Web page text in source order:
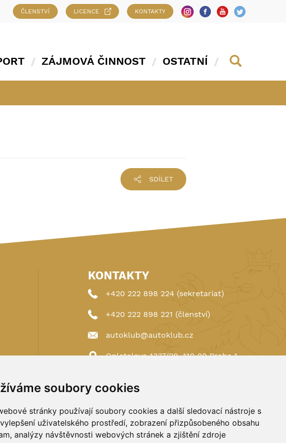
soubory cookies
stránky používají soubory cookies a další sledovací nástroje s
uživatelského prostředí, zobrazení přizpůsobeného obsahu
analýzy návštěvnosti webových stránek a zjištění zdroje
ČLENSTVÍ LICENCE KONTAKTY
ZÁJMOVÁ ČINNOST OSTATNÍ
SDÍLET
KONTAKTY
+420 222 898 224 (sekretariat)
+420 222 898 221 (členství)
autoklub@autoklub.cz
Opletalova 1337/29, 110 00 Praha 1
Spravováno a hostováno uDIGITREE